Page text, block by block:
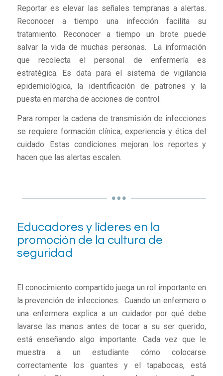
Reportar es elevar las señales tempranas a alertas.
Reconocer a tiempo una infección facilita su
tratamiento. Reconocer a tiempo un brote puede
salvar la vida de muchas personas. La información
que recolecta el personal de enfermería es
estratégica. Es data para el sistema de vigilancia
epidemiológica, la identificación de patrones y la
puesta en marcha de acciones de control.
Para romper la cadena de transmisión de infecciones
se requiere formación clínica, experiencia y ética del
cuidado. Estas condiciones mejoran los reportes y
hacen que las alertas escalen.
Educadores y líderes en la
promoción de la cultura de
seguridad
El conocimiento compartido juega un rol importante en
la prevención de infecciones. Cuando un enfermero o
una enfermera explica a un cuidador por qué debe
lavarse las manos antes de tocar a su ser querido,
está enseñando algo importante. Cada vez que le
muestra a un estudiante cómo colocarse
correctamente los guantes y el tapabocas, está